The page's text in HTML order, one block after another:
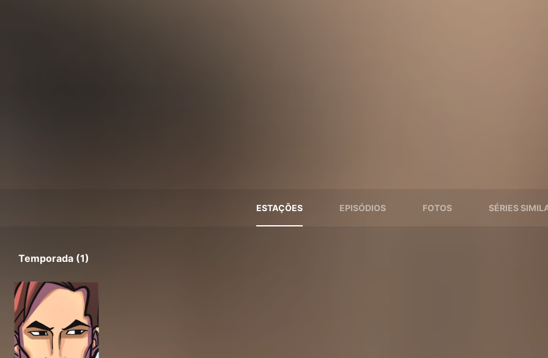
ESTAÇÕES EPISÓDIOS FOTOS SÉRIES
Temporada (1)